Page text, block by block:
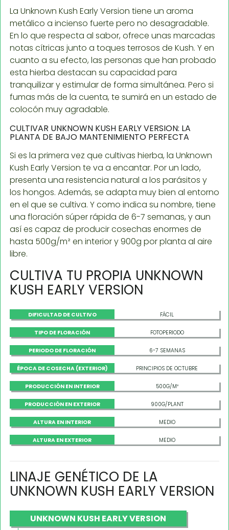
La Unknown Kush Early Version tiene un aroma
metálico a incienso fuerte pero no desagradable.
En lo que respecta al sabor, ofrece unas marcadas
notas cítricas junto a toques terrosos de Kush. Y en
cuanto a su efecto, las personas que han probado
esta hierba destacan su capacidad para
tranquilizar y estimular de forma simultánea. Pero si
fumas más de la cuenta, te sumirá en un estado de
colocón muy agradable.
CULTIVAR UNKNOWN KUSH EARLY VERSION: LA
PLANTA DE BAJO MANTENIMIENTO PERFECTA
Si es la primera vez que cultivas hierba, la Unknown
Kush Early Version te va a encantar. Por un lado,
presenta una resistencia natural a los parásitos y
los hongos. Además, se adapta muy bien al entorno
en el que se cultiva. Y como indica su nombre, tiene
una floración súper rápida de 6-7 semanas, y aun
así es capaz de producir cosechas enormes de
hasta 500g/m² en interior y 900g por planta al aire
libre.
CULTIVA TU PROPIA UNKNOWN
KUSH EARLY VERSION
DIFICULTAD DE CULTIVO FÁCIL
TIPO DE FLORACIÓN FOTOPERIODO
PERIODO DE FLORACIÓN 6-7 SEMANAS
ÉPOCA DE COSECHA (EXTERIOR) PRINCIPIOS DE OCTUBRE
PRODUCCIÓN EN INTERIOR 500G/M²
PRODUCCIÓN EN EXTERIOR 900G/PLANT
ALTURA EN INTERIOR MEDIO
ALTURA EN EXTERIOR MEDIO
LINAJE GENÉTICO DE LA
UNKNOWN KUSH EARLY VERSION
UNKNOWN KUSH EARLY VERSION